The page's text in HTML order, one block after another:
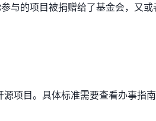
的项目被捐赠给了基金会，又
目。具体标准需要查看办事指